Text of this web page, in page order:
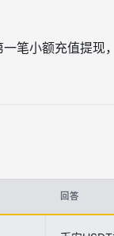
笔小额充值提现
回答